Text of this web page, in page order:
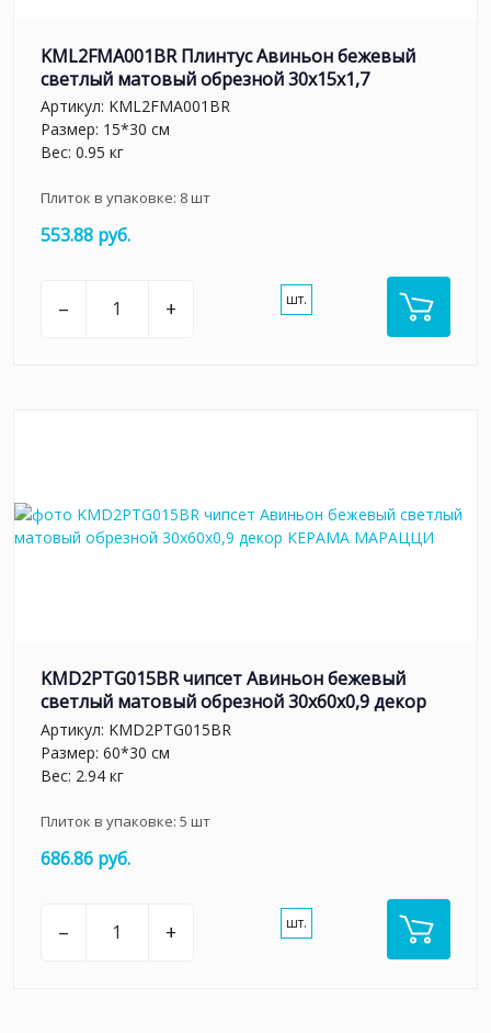
KML2FMA001BR Плинтус Авиньон бежевый
светлый матовый обрезной 30x15x1,7
Артикул: KML2FMA001BR
Размер: 15*30 см
Вес: 0.95 кг
Плиток в упаковке: 8шт
553.88 руб.
– + шт.
KMD2PTG015BR чипсет Авиньон бежевый
светлый матовый обрезной 30x60x0,9 декор
Артикул: KMD2PTG015BR
Размер: 60*30 см
Вес: 2.94 кг
Плиток в упаковке: 5 шт
686.86 руб.
– + шт.